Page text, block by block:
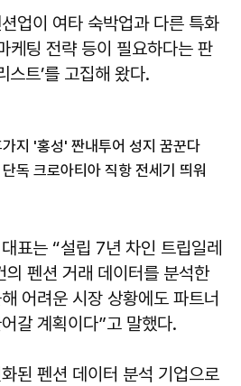
업이 여타 숙박업과 다른 특화
케팅 전략 등이 필요하다는 판
스트’를 고집해 왔다.
지 '홍성' 짠내투어 성지 꿈꾼다
독 크로아티아 직항 전세기 띄워
표는 “설립 7년 차인 트립일레
펜션 거래 데이터를 분석한
어려운 시장 상황에도 파트너
갈 계획이다”고 말했다.
된 펜션 데이터 분석 기업으로